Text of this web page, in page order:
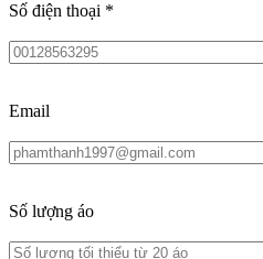
Số điện thoại *
Email
Số lượng áo